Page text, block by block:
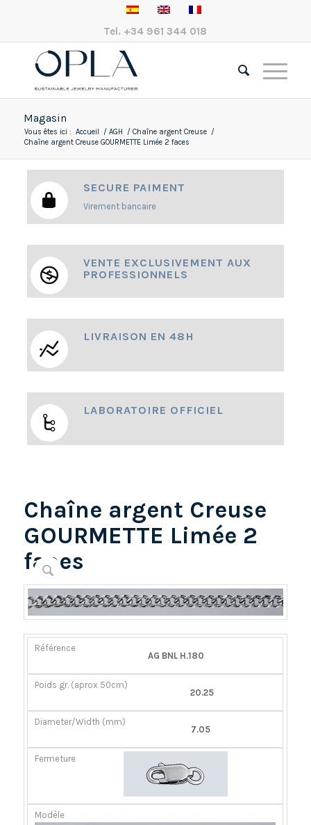
Tel. +34 961 344 018
Magasin
Vous êtes ici : Accueil / AGH / Chaîne argent Creuse /
Chaîne argent Creuse GOURMETTE Limée 2 faces
SECURE PAIMENT
Virement bancaire
VENTE EXCLUSIVEMENT AUX
PROFESSIONNELS
LIVRAISON EN 48H
LABORATOIRE OFFICIEL
Chaîne argent Creuse
GOURMETTE Limée 2
faces
RÉFÉRENCE
(APROX
DIAMÈTER/LARGEUR
AG BNL H.180
20.25
7.05